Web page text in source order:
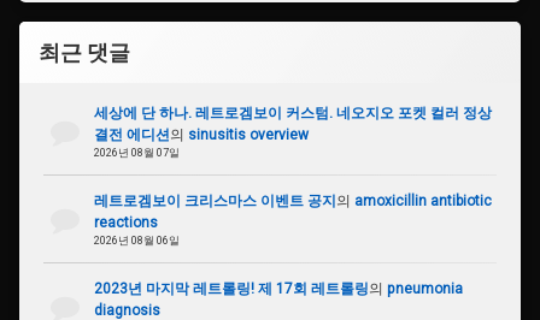
최근 댓글
세상에 단 하나. 레트로겜보이 커스텀. 네오지오 포켓 컬러 정상
결전 에디션의 sinusitis overview
2026년 08월 07일
레트로겜보이 크리스마스 이벤트 공지의 amoxicillin antibiotic
reactions
2026년 08월 06일
2023년 마지막 레트롤링! 제 17회 레트롤링의 pneumonia
diagnosis